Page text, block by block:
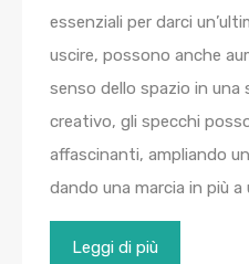
essenziali per darci
uscire, possono anche
senso dello spazio in una
creativo, gli specchi
affascinanti, ampliando
dando una marcia in più a
Leggi di più